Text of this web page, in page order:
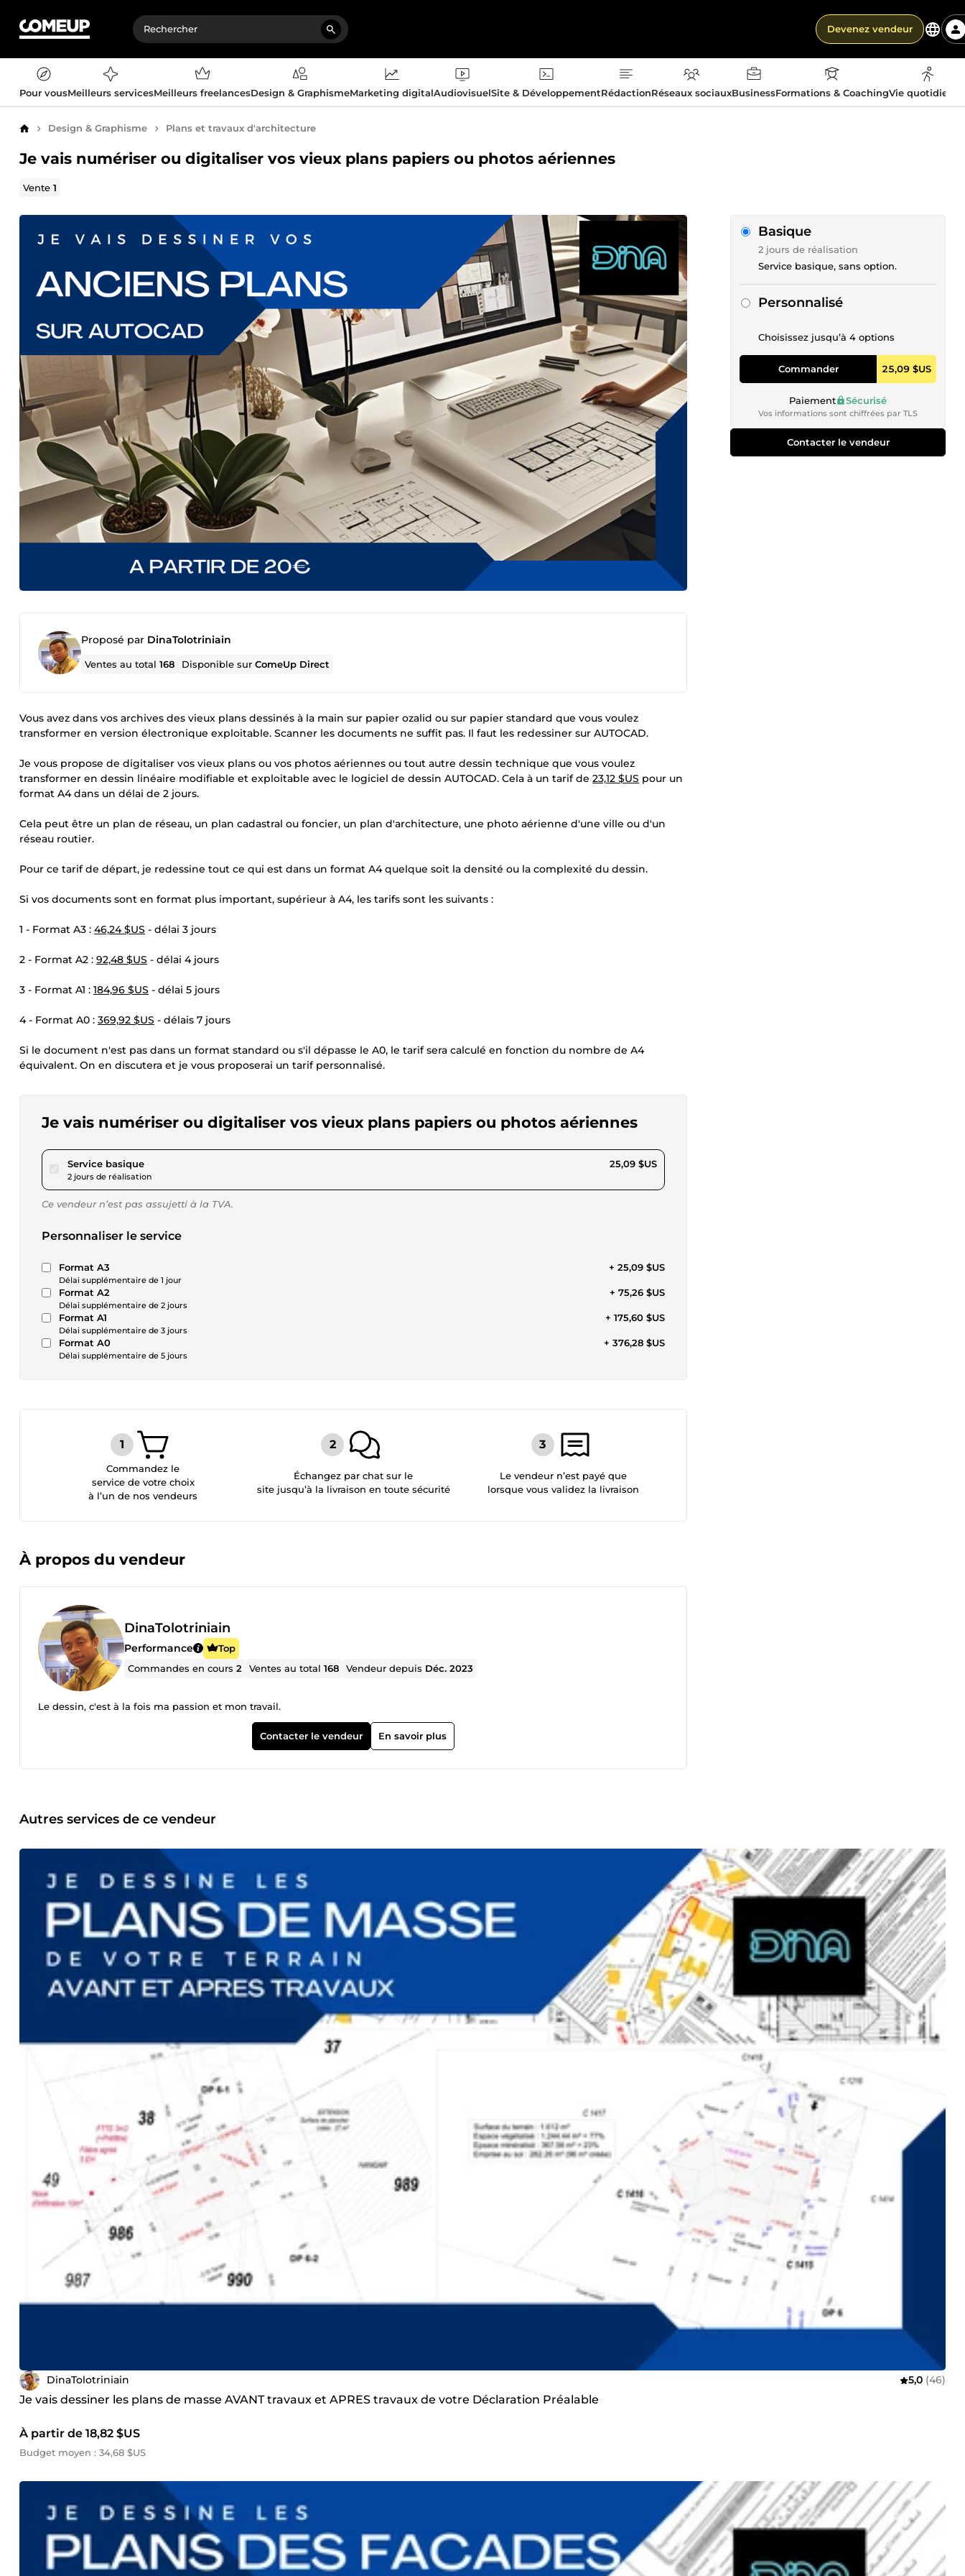
Devenez vendeur
Pour vousMeilleurs servicesMeilleurs freelancesDesign & GraphismeMarketing digitalAudiovisuelSite & DéveloppementRédactionRéseaux sociauxBusinessFormations & CoachingVie
AccueilDesign & Graphisme Plans et travaux d'architecture
Je vais numériser ou digitaliser vos vieux plans papiers ou photos aériennes
Vente1
Proposé par DinaTolotriniain
Ventes au total168 Disponible surComeUp Direct
Vous avez dans vos archives des vieux plans dessinés à la main sur papier ozalid ou sur papier standard que vous voulez
transformer en version électronique exploitable. Scanner les documents ne suffit pas. Il faut les redessiner sur AUTOCAD.
Je vous propose de digitaliser vos vieux plans ou vos photos aériennes ou tout autre dessin technique que vous voulez
transformer en dessin linéaire modifiable et exploitable avec le logiciel de dessin AUTOCAD. Cela à un tarif de 23,12 $US pour un
format A4 dans un délai de 2 jours.
Cela peut être un plan de réseau, un plan cadastral ou foncier, un plan d'architecture, une photo aérienne d'une ville ou d'un
réseau routier.
Pour ce tarif de départ, je redessine tout ce qui est dans un format A4 quelque soit la densité ou la complexité du dessin.
Si vos documents sont en format plus important, supérieur à A4, les tarifs sont les suivants :
1 - Format A3 : 46,24 $US - délai 3 jours
2 - Format A2 : 92,48 $US - délai 4 jours
3 - Format A1 : 184,96 $US - délai 5 jours
4 - Format A0 : 369,92 $US - délais 7 jours
Si le document n'est pas dans un format standard ou s'il dépasse le A0, le tarif sera calculé en fonction du nombre de A4
équivalent. On en discutera et je vous proposerai un tarif personnalisé.
Je vais numériser ou digitaliser vos vieux plans papiers ou photos aériennes
Service basiquepour 23,12 $US
2 jours de réalisation
25,09 $US
Ce vendeur n’est pas assujetti à la TVA.
Personnaliser le service
Format A3
Délai supplémentaire de 1 jour
+ 25,09 $US
Format A2
Délai supplémentaire de 2 jours
+ 75,26 $US
Format A1
Délai supplémentaire de 3 jours
+ 175,60 $US
Format A0
Délai supplémentaire de 5 jours
+ 376,28 $US
Basique
2 jours de réalisation
Service basique, sans option.
Personnalisé
Choisissez jusqu’à 4 options
Commander 25,09 $US
Paiement Sécurisé
Vos informations sont chiffrées par TLS
Contacter le vendeur
Commandez le
service de votre choix
à l’un de nos vendeurs
Échangez par chat sur le
site jusqu’à la livraison en toute sécurité
Le vendeur n’est payé que
lorsque vous validez la livraison
À propos du vendeur
DinaTolotriniain
Performance
Top
Commandes en cours2 Ventes au total168 Vendeur depuis Déc. 2023
Le dessin, c'est à la fois ma passion et mon travail.
Contacter le vendeur En savoir plus
Autres services de ce vendeur
DinaTolotriniain 5,0 (46)
Je vais dessiner les plans de masse AVANT travaux et APRES travaux de votre Déclaration Préalable
À partir de 18,82 $US
Budget moyen : 34,68 $US